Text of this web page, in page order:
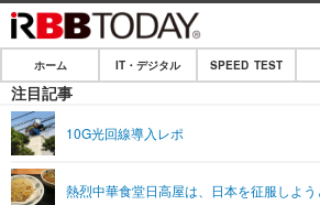
ホーム
IT・デジタル
SPEED TEST
ホーム IT・デジタル SPEED TEST
注目記事
10G光回線導入レポ
熱烈中華食堂日高屋は、日本を征服しよう